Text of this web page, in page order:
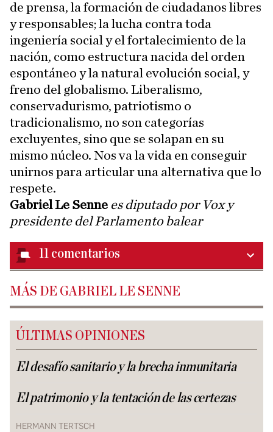
de prensa, la formación de ciudadanos libres
y responsables; la lucha contra toda
ingeniería social y el fortalecimiento de la
nación, como estructura nacida del orden
espontáneo y la natural evolución social, y
freno del globalismo. Liberalismo,
conservadurismo, patriotismo o
tradicionalismo, no son categorías
excluyentes, sino que se solapan en su
mismo núcleo. Nos va la vida en conseguir
unirnos para articular una alternativa que lo
respete.
Gabriel Le Senne es diputado por Vox y
presidente del Parlamento balear
11 comentarios
MÁS DE GABRIEL LE SENNE
ÚLTIMAS OPINIONES
El desafío sanitario y la brecha inmunitaria
El patrimonio y la tentación de las certezas
HERMANN TERTSCH